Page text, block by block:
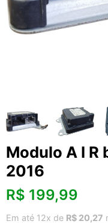
Modulo A I R
2016
R$ 199,99
Em até 12x de R$ 20,27